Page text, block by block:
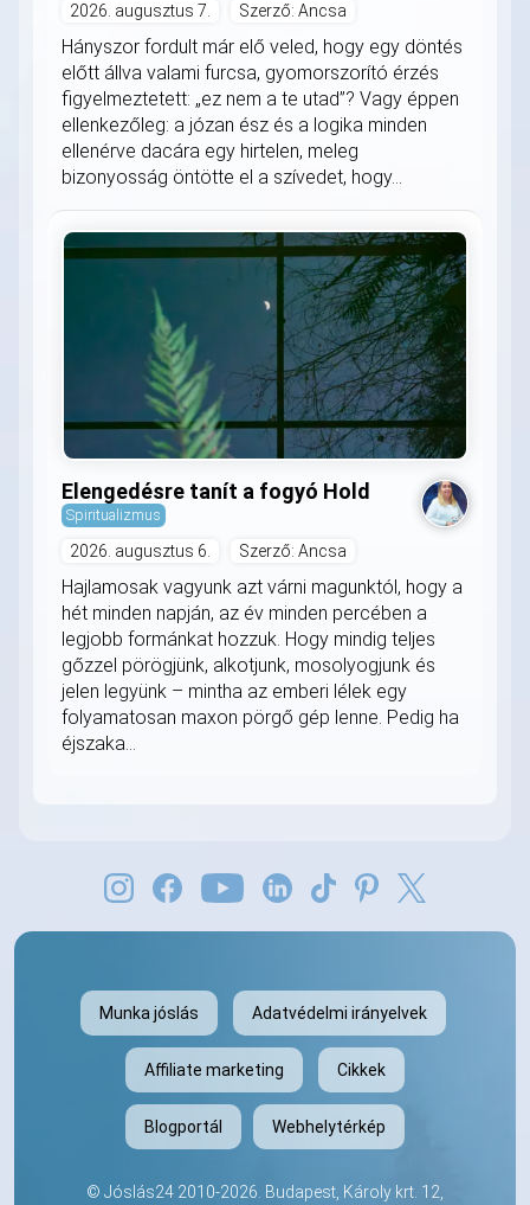
2026. augusztus 7. Szerző: Ancsa
Hányszor fordult már elő veled, hogy egy döntés
előtt állva valami furcsa, gyomorszorító érzés
figyelmeztetett: „ez nem a te utad”? Vagy éppen
ellenkezőleg: a józan ész és a logika minden
ellenérve dacára egy hirtelen, meleg
bizonyosság öntötte el a szívedet, hogy...
Elengedésre tanít a fogyó Hold
Spiritualizmus
2026. augusztus 6. Szerző: Ancsa
Hajlamosak vagyunk azt várni magunktól, hogy a
hét minden napján, az év minden percében a
legjobb formánkat hozzuk. Hogy mindig teljes
gőzzel pörögjünk, alkotjunk, mosolyogjunk és
jelen legyünk – mintha az emberi lélek egy
folyamatosan maxon pörgő gép lenne. Pedig ha
éjszaka...
Munka jóslás Adatvédelmi irányelvek
Affiliate marketing Cikkek
Blogportál Webhelytérkép
© Jóslás24 2010-2026. Budapest, Károly krt. 12,